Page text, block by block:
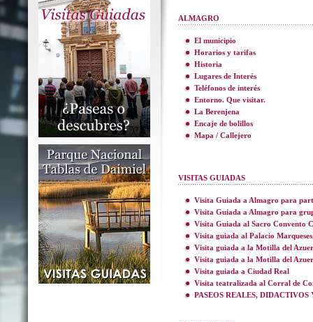
ALMAGRO
El municipio
Horarios y tarifas
Historia
Lugares de Interés
Teléfonos de interés
Entorno. Que visitar.
La Berenjena
Encaje de bolillos
Mapa / Callejero
VISITAS GUIADAS
Visita Guiada a Almagro para
Visita Guiada a Almagro para
Visita Guiada al Sacro Convento
Visita guiada al Palacio
Visita guiada a la Motilla del
Visita guiada a la Motilla del
Visita guiada a Ciudad Real
Visita teatralizada al Corral de
PASEOS REALES,